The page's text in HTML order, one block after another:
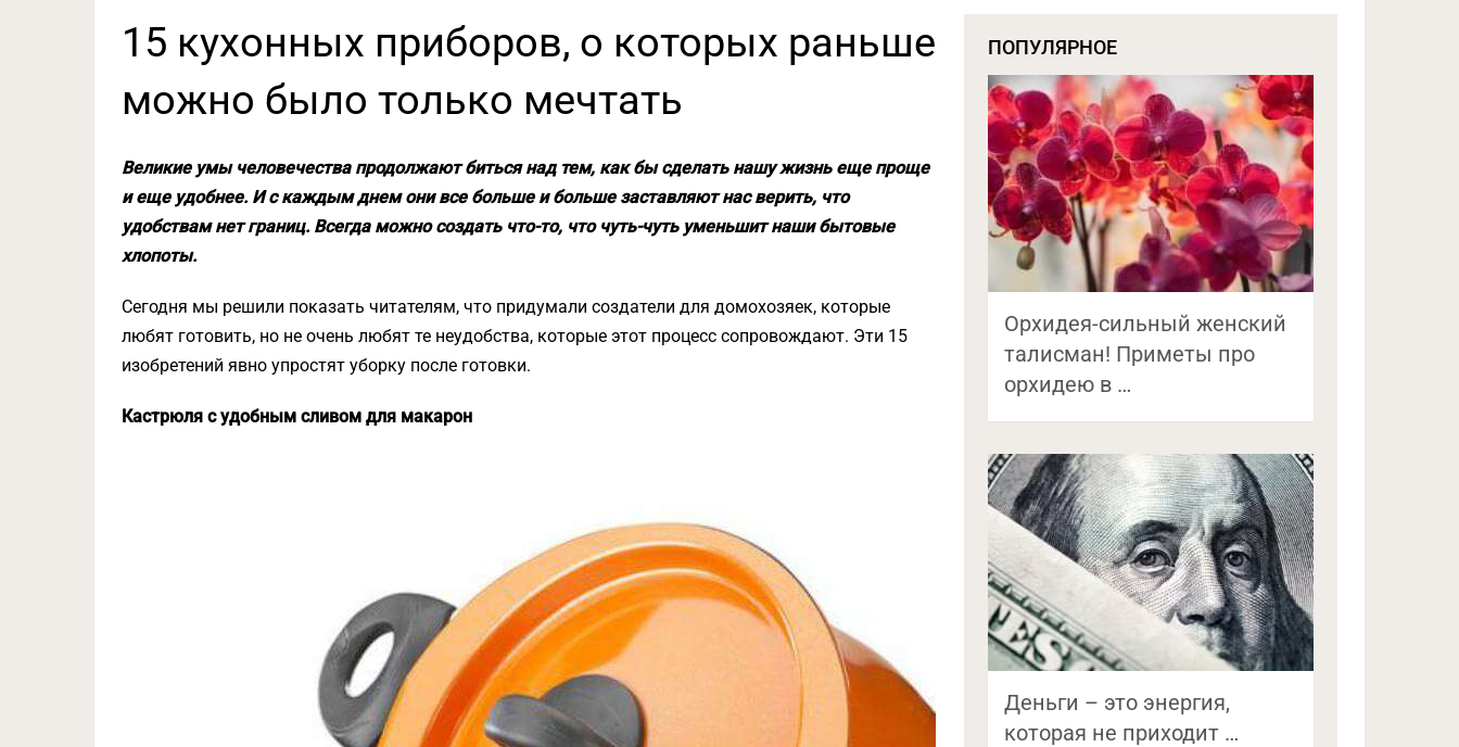
15 кухонных приборов, о которых раньше
можно было только мечтать
Великие умы человечества продолжают биться над тем, как бы сделать нашу жизнь еще проще
и еще удобнее. И с каждым днем они все больше и больше заставляют нас верить, что
удобствам нет границ. Всегда можно создать что-то, что чуть-чуть уменьшит наши бытовые
хлопоты.
Сегодня мы решили показать читателям, что придумали создатели для домохозяек, которые
любят готовить, но не очень любят те неудобства, которые этот процесс сопровождают. Эти 15
изобретений явно упростят уборку после готовки.
Кастрюля с удобным сливом для макарон
ПОПУЛЯРНОЕ
Орхидея-сильный женский
талисман! Приметы про
орхидею в …
Деньги – это энергия,
которая не приходит …